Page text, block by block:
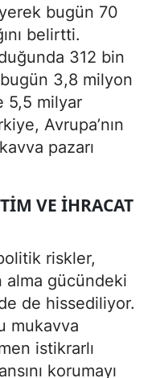
bugün 70
belirtti.
312 bin
bugün 3,8 milyon
5,5 milyar
Avrupa’nın
pazarı
VE İHRACAT
riskler,
alma gücündeki
de hissediliyor.
mukavva
istikrarlı
korumayı